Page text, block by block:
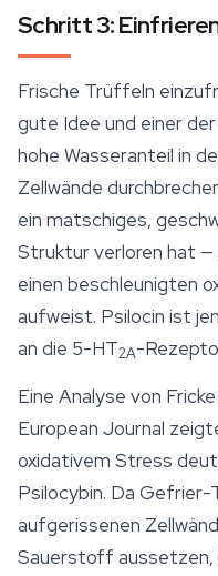
Schritt 3:
Frische Trüffeln
gute Idee und einer
hohe Wasseranteil in
Zellwände
ein matschiges,
Struktur verloren hat —
einen beschleunigten
aufweist. Psilocin ist
an die 5-HT2A-
Eine Analyse von
European Journal
oxidativem Stress
Psilocybin. Da Gefrier-
aufgerissenen
Sauerstoff aussetzen,